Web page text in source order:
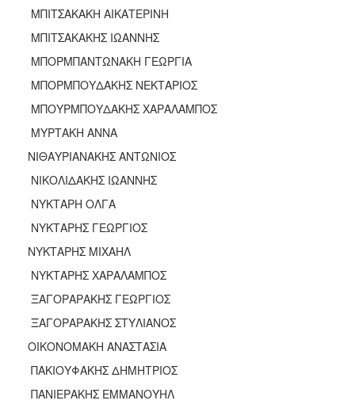
ΜΠΙΤΣΑΚΑΚΗ ΑΙΚΑΤΕΡΙΝΗ
ΜΠΙΤΣΑΚΑΚΗΣ ΙΩΑΝΝΗΣ
ΜΠΟΡΜΠΑΝΤΩΝΑΚΗ ΓΕΩΡΓΙΑ
ΜΠΟΡΜΠΟΥΔΑΚΗΣ ΝΕΚΤΑΡΙΟΣ
ΜΠΟΥΡΜΠΟΥΔΑΚΗΣ ΧΑΡΑΛΑΜΠΟΣ
ΜΥΡΤΑΚΗ ΑΝΝΑ
ΝΙΘΑΥΡΙΑΝΑΚΗΣ ΑΝΤΩΝΙΟΣ
ΝΙΚΟΛΙΔΑΚΗΣ ΙΩΑΝΝΗΣ
ΝΥΚΤΑΡΗ ΟΛΓΑ
ΝΥΚΤΑΡΗΣ ΓΕΩΡΓΙΟΣ
ΝΥΚΤΑΡΗΣ ΜΙΧΑΗΛ
ΝΥΚΤΑΡΗΣ ΧΑΡΑΛΑΜΠΟΣ
ΞΑΓΟΡΑΡΑΚΗΣ ΓΕΩΡΓΙΟΣ
ΞΑΓΟΡΑΡΑΚΗΣ ΣΤΥΛΙΑΝΟΣ
ΟΙΚΟΝΟΜΑΚΗ ΑΝΑΣΤΑΣΙΑ
ΠΑΚΙΟΥΦΑΚΗΣ ΔΗΜΗΤΡΙΟΣ
ΠΑΝΙΕΡΑΚΗΣ ΕΜΜΑΝΟΥΗΛ